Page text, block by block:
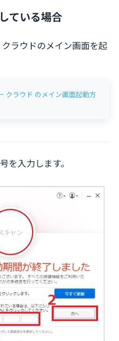
ている場合
ラウドのメイン画面を起
クラウド のメイン画面起動方
を入力します。